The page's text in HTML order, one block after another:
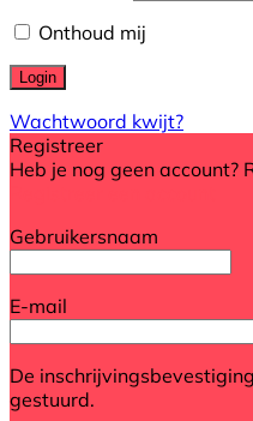
Onthoud mij
Wachtwoord kwijt?
Registreer
Heb je nog geen account?
Gebruikersnaam
E-mail
De
gestuurd.